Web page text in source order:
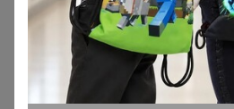
Начать зарабатывать с 24-ok
Picabox.ru - Лучшее место для
Розыгрыш - Генератор
Пульс нашего маркетплейса